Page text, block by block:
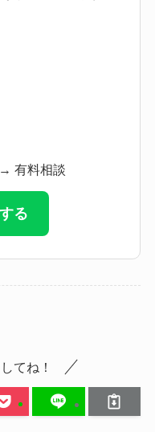
有料相談
る
てね！